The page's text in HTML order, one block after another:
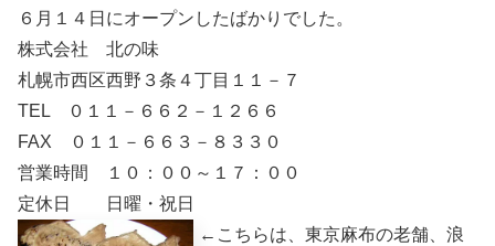
６月１４日にオープンしたばかりでした。
株式会社 北の味
札幌市西区西野３条４丁目１１－７
TEL ０１１－６６２－１２６６
FAX ０１１－６６３－８３３０
営業時間 １０：００～１７：００
定休日 日曜・祝日
←こちらは、東京麻布の老舗、浪